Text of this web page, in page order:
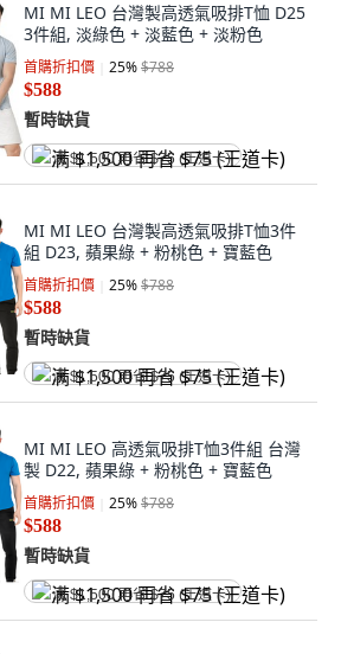
MI MI LEO 台灣製高透氣吸排T恤 D25
3件組, 淡綠色 + 淡藍色 + 淡粉色
首購折扣價 25%$788
$588
暫時缺貨
满 $1,500 再省 $75 (王道卡)
MI MI LEO 台灣製高透氣吸排T恤3件
組 D23, 蘋果綠 + 粉桃色 + 寶藍色
首購折扣價 25%$788
$588
暫時缺貨
满 $1,500 再省 $75 (王道卡)
MI MI LEO 高透氣吸排T恤3件組 台灣
製 D22, 蘋果綠 + 粉桃色 + 寶藍色
首購折扣價 25%$788
$588
暫時缺貨
满 $1,500 再省 $75 (王道卡)